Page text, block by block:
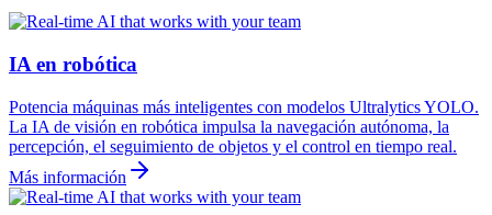
IA en robótica
Potencia máquinas más inteligentes con modelos Ultralytics YOLO.
La IA de visión en robótica impulsa la navegación autónoma, la
percepción, el seguimiento de objetos y el control en tiempo real.
Más información